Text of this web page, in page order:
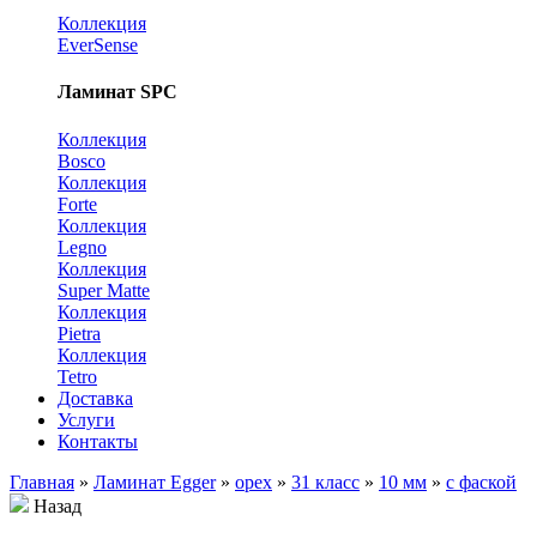
Коллекция
EverSense
Ламинат SPC
Коллекция
Bosco
Коллекция
Forte
Коллекция
Legno
Коллекция
Super Matte
Коллекция
Pietra
Коллекция
Tetro
Доставка
Услуги
Контакты
Главная » Ламинат Egger » орех » 31 класс » 10 мм » с фаской
Назад